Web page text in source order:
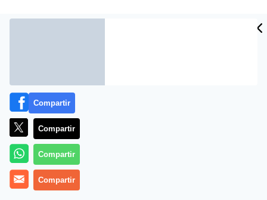
Barack Obama ha elegido para sustituir a Alan D.
Compartir
Compartir
Compartir
Compartir